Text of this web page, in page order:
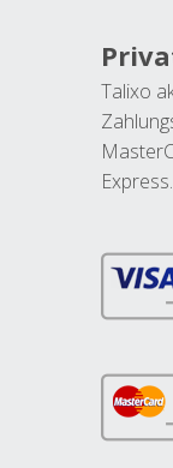
Talixo
Express.